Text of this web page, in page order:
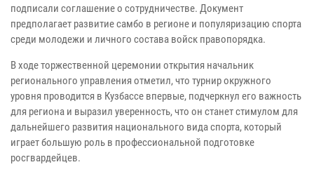
подписали соглашение о сотрудничестве. Документ
предполагает развитие самбо в регионе и популяризацию спорта
среди молодежи и личного состава войск правопорядка.
В ходе торжественной церемонии открытия начальник
регионального управления отметил, что турнир окружного
уровня проводится в Кузбассе впервые, подчеркнул его важность
для региона и выразил уверенность, что он станет стимулом для
дальнейшего развития национального вида спорта, который
играет большую роль в профессиональной подготовке
росгвардейцев.